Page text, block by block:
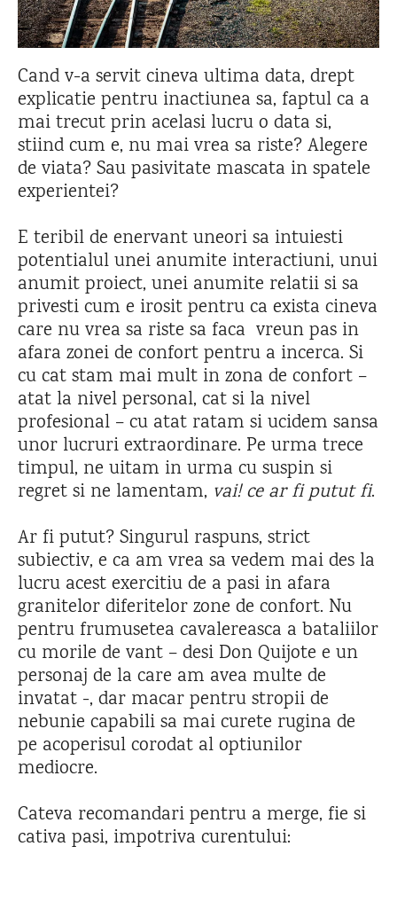
Cand v-a servit cineva ultima data, drept
explicatie pentru inactiunea sa, faptul ca a
mai trecut prin acelasi lucru o data si,
stiind cum e, nu mai vrea sa riste? Alegere
de viata? Sau pasivitate mascata in spatele
experientei?
E teribil de enervant uneori sa intuiesti
potentialul unei anumite interactiuni, unui
anumit proiect, unei anumite relatii si sa
privesti cum e irosit pentru ca exista cineva
care nu vrea sa riste sa faca vreun pas in
afara zonei de confort pentru a incerca. Si
cu cat stam mai mult in zona de confort –
atat la nivel personal, cat si la nivel
profesional – cu atat ratam si ucidem sansa
unor lucruri extraordinare. Pe urma trece
timpul, ne uitam in urma cu suspin si
regret si ne lamentam, vai! ce ar fi putut fi.
Ar fi putut? Singurul raspuns, strict
subiectiv, e ca am vrea sa vedem mai des la
lucru acest exercitiu de a pasi in afara
granitelor diferitelor zone de confort. Nu
pentru frumusetea cavalereasca a bataliilor
cu morile de vant – desi Don Quijote e un
personaj de la care am avea multe de
invatat -, dar macar pentru stropii de
nebunie capabili sa mai curete rugina de
pe acoperisul corodat al optiunilor
mediocre.
Cateva recomandari pentru a merge, fie si
cativa pasi, impotriva curentului: